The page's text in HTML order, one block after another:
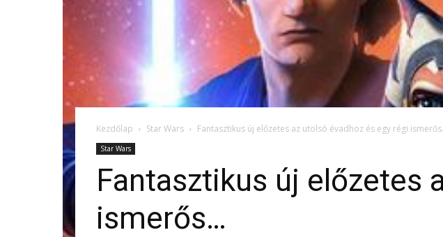
Kezdőlap Star Wars Fantasztikus új előzetes az utolsó évadhoz és egy régi
Star Wars
Fantasztikus új előzetes
ismerős…